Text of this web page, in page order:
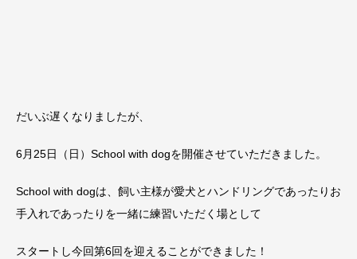
だいぶ遅くなりましたが、
6月25日（日）School with dogを開催させていただきました。
School with dogは、飼い主様が愛犬とハンドリングであったりお
手入れであったりを一緒に練習いただく場として
スタートし今回第6回を迎えることができました！